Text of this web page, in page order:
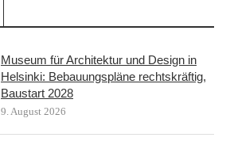
Museum für Architektur und Design in
Helsinki: Bebauungspläne rechtskräftig,
Baustart 2028
9. August 2026